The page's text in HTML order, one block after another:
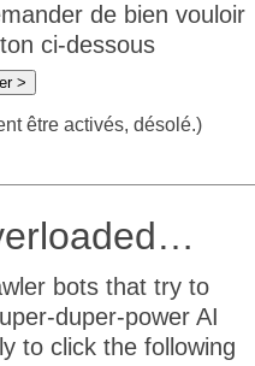
de bien vouloir
ci-dessous
>
être activés, désolé.)
bots that try to
duper-power AI
to click the following